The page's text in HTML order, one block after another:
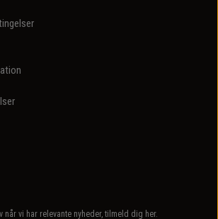
når vi har relevante nyheder, tilmeld dig her.